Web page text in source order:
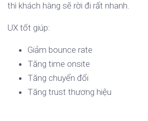
thì khách hàng sẽ rời đi rất nhanh.
UX tốt giúp:
Giảm bounce rate
Tăng time onsite
Tăng chuyển đổi
Tăng trust thương hiệu